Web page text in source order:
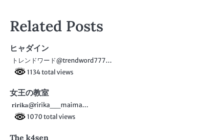
ナ
ゲ
ー
シ
ョ
Related Posts
ヒャダイン
トレンドワード@trendword777…
1134 total views
女王の教室
𝐫𝐢𝐫𝐢𝐤𝐚@ririka__maima…
1070 total views
The k4sen